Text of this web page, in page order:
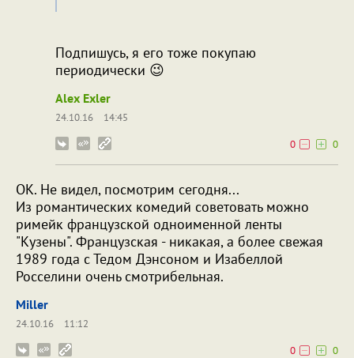
Подпишусь, я его тоже покупаю
периодически 😉
Alex Exler
24.10.16
14:45
0
0
ОК. Не видел, посмотрим сегодня...
Из романтических комедий советовать можно
римейк французской одноименной ленты
"Кузены". Французская - никакая, а более свежая
1989 года с Тедом Дэнсоном и Изабеллой
Росселини очень смотрибельная.
Miller
24.10.16
11:12
0
0